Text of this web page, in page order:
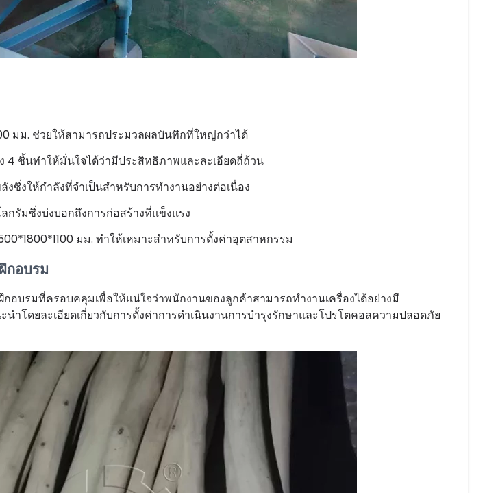
มม. ช่วยให้สามารถประมวลผลบันทึกที่ใหญ่กว่าได้
ชิ้นทำให้มั่นใจได้ว่ามีประสิทธิภาพและละเอียดถี่ถ้วน
ลังซึ่งให้กำลังที่จำเป็นสำหรับการทำงานอย่างต่อเนื่อง
กรัมซึ่งบ่งบอกถึงการก่อสร้างที่แข็งแรง
มม. ทำให้เหมาะสำหรับการตั้งค่าอุตสาหกรรม
กอบรม
กอบรมที่ครอบคลุมเพื่อให้แน่ใจว่าพนักงานของลูกค้าสามารถทำงานเครื่องได้อย่างมี
ำโดยละเอียดเกี่ยวกับการตั้งค่าการดำเนินงานการบำรุงรักษาและโปรโตคอลความปลอดภัย